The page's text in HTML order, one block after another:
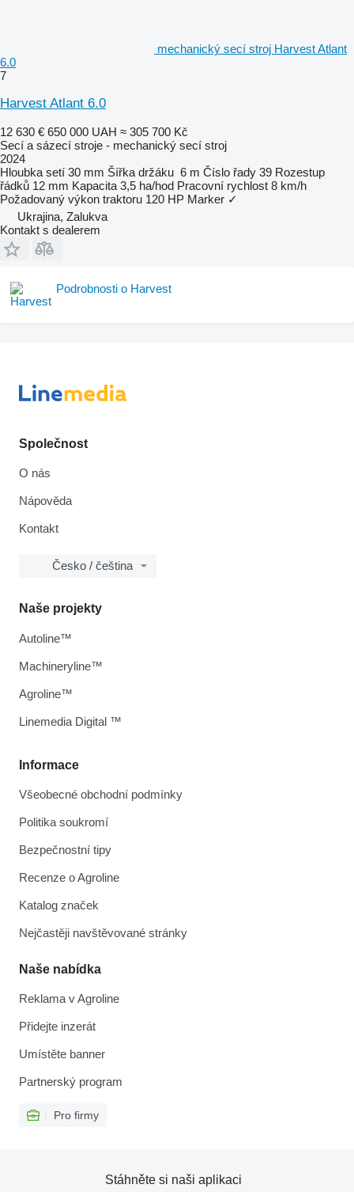
mechanický secí stroj Harvest Atlant
6.0
7
Harvest Atlant 6.0
12 630 € 650 000 UAH ≈ 305 700 Kč
Secí a sázecí stroje - mechanický secí stroj
2024
Hloubka setí 30 mm Šířka držáku 6 m Číslo řady 39 Rozestup
řádků 12 mm Kapacita 3,5 ha/hod Pracovní rychlost 8 km/h
Požadovaný výkon traktoru 120 HP Marker ✓
Ukrajina, Zalukva
Kontakt s dealerem
Podrobnosti o Harvest
Společnost
O nás
Nápověda
Kontakt
Česko / čeština
Informace
Všeobecné obchodní podmínky
Politika soukromí
Bezpečnostní tipy
Recenze o Agroline
Katalog značek
Nejčastěji navštěvované stránky
Naše nabídka
Reklama v Agroline
Přidejte inzerát
Umístěte banner
Partnerský program
Pro firmy
Naše projekty
Autoline™
Machineryline™
Agroline™
Linemedia Digital ™
Stáhněte si naši aplikaci